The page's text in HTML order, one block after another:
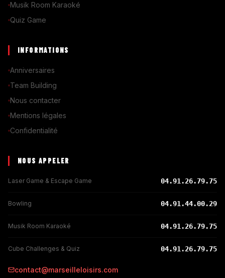
Musik Room Karaoké
Quiz Game
INFORMATIONS
Anniversaires
Team Building
Nous contacter
Mentions légales
Confidentialité
NOUS APPELER
Laser Game & Escape Game 04.91.26.79.75
Bowling 04.91.44.00.29
Musik Room Karaoké 04.91.26.79.75
Cube Challenges & Quiz 04.91.26.79.75
contact@marseilleloisirs.com